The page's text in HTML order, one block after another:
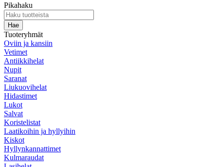
Pikahaku
Tuoteryhmät
Oviin ja kansiin
Vetimet
Antiikkihelat
Nupit
Saranat
Liukuovihelat
Hidastimet
Lukot
Salvat
Koristelistat
Laatikoihin ja hyllyihin
Kiskot
Hyllynkannattimet
Kulmaraudat